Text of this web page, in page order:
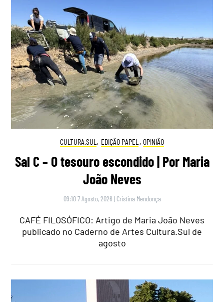
CULTURA.SUL , EDIÇÃO PAPEL , OPINIÃO
Sal C – O tesouro escondido | Por Maria
João Neves
09:10 7 Agosto, 2026 | Cristina Mendonça
CAFÉ FILOSÓFICO: Artigo de Maria João Neves
publicado no Caderno de Artes Cultura.Sul de
agosto